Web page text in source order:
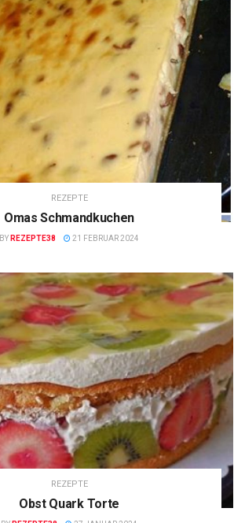
REZEPTE
Omas Schmandkuchen
BY REZEPTE38 21 FEBRUAR 2024
REZEPTE
Obst Quark Torte